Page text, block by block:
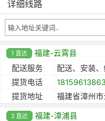
详细线路
1 直达
福建-云霄县
配送服务
配送、安装
提货电话
18159613863
提货地址
福建省漳州
2 直达
福建-漳浦县